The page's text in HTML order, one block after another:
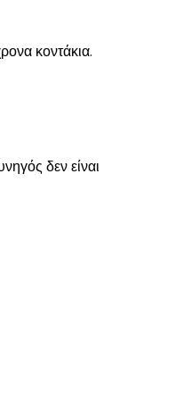
κοντάκια.
δεν είναι